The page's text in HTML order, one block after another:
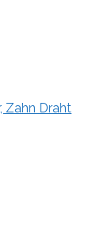
Zahn Draht